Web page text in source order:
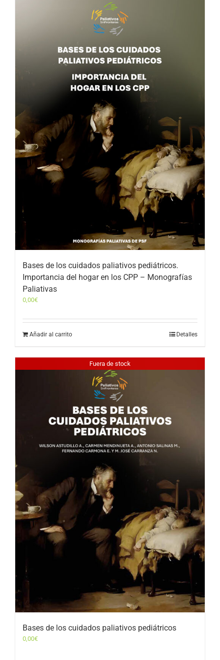
Bases de los cuidados paliativos pediátricos.
Importancia del hogar en los CPP – Monografías
Paliativas
0,00€
Añadir al carrito Detalles
Fuera de stock
Bases de los cuidados paliativos pediátricos
0,00€